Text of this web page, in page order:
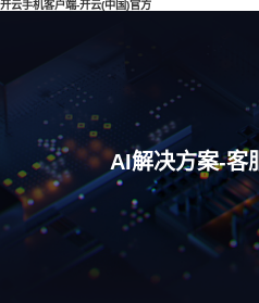
开云手机客户端-开云(中国)官方
AI解决方案-客